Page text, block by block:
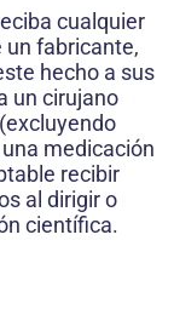
cualquier
un fabricante,
hecho a sus
un cirujano
medicación
recibir
al dirigir o
científica.